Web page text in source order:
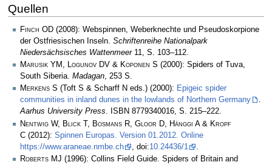
Quellen
Finch OD (2008): Webspinnen, Weberknechte und Pseudoskorpione
der Ostfriesischen Inseln. Schriftenreihe Nationalpark
Niedersächsisches Wattenmeer11, S. 103–112.
Marusik YM, Logunov DV & Koponen S (2000): Spiders of Tuva,
South Siberia. Madagan, 253 S.
Merkens S (Toft S & Scharff N eds.) (2000): Epigeic spider
communities in inland dunes in the lowlands of Northern Germany
.
Aarhus University Press. ISBN 8779340016, S. 215–222.
Nentwig W, Blick T, Bosmans R, Gloor D, Hänggi A & Kropf
C (2012): Spinnen Europas. Version 01.2012. Online
https://www.araneae.nmbe.ch
, doi:10.24436/1
Roberts MJ (1996): Collins Field Guide. Spiders of Britain and